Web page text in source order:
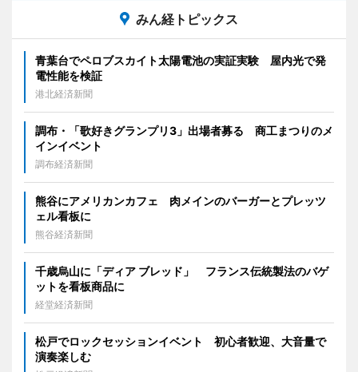
みん経トピックス
青葉台でペロブスカイト太陽電池の実証実験 屋内光で発
電性能を検証
港北経済新聞
調布・「歌好きグランプリ3」出場者募る 商工まつりのメ
インイベント
調布経済新聞
熊谷にアメリカンカフェ 肉メインのバーガーとプレッツ
ェル看板に
熊谷経済新聞
千歳烏山に「ディア ブレッド」 フランス伝統製法のバゲ
ットを看板商品に
経堂経済新聞
松戸でロックセッションイベント 初心者歓迎、大音量で
演奏楽しむ